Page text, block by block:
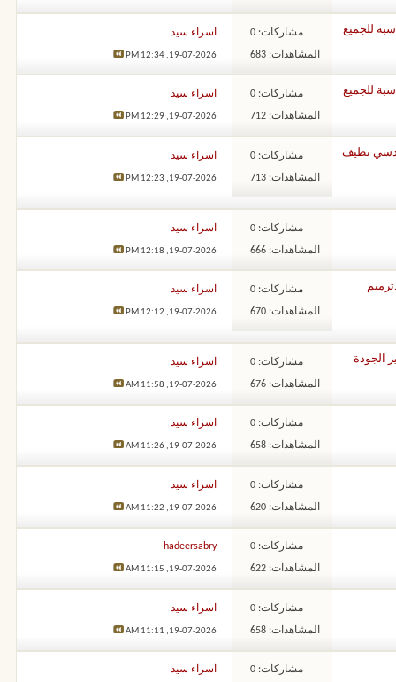
مشاركات: 0
المشاهدات: 683
اسراء سيد
19-07-2026,
12:34 PM
مشاركات: 0
المشاهدات: 712
اسراء سيد
19-07-2026,
12:29 PM
شغل هندسي نظيف مشاركات: 0
المشاهدات: 713
اسراء سيد
19-07-2026,
12:23 PM
مشاركات: 0
المشاهدات: 666
اسراء سيد
19-07-2026,
12:18 PM
مشاركات: 0
المشاهدات: 670
اسراء سيد
19-07-2026,
12:12 PM
الجودة مشاركات: 0
المشاهدات: 676
اسراء سيد
19-07-2026,
11:58 AM
مشاركات: 0
المشاهدات: 658
اسراء سيد
19-07-2026,
11:26 AM
مشاركات: 0
المشاهدات: 620
اسراء سيد
19-07-2026,
11:22 AM
مشاركات: 0
المشاهدات: 622
hadeersabry
19-07-2026,
11:15 AM
مشاركات: 0
المشاهدات: 658
اسراء سيد
19-07-2026,
11:11 AM
مشاركات: 0 اسراء سيد